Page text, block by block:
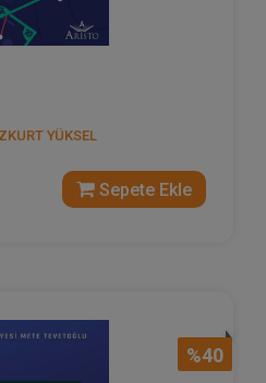
YÜKSEL
Sepete Ekle
%40